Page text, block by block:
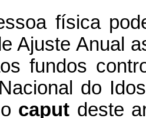
física
Ajuste Anual
fundos
do
caput deste